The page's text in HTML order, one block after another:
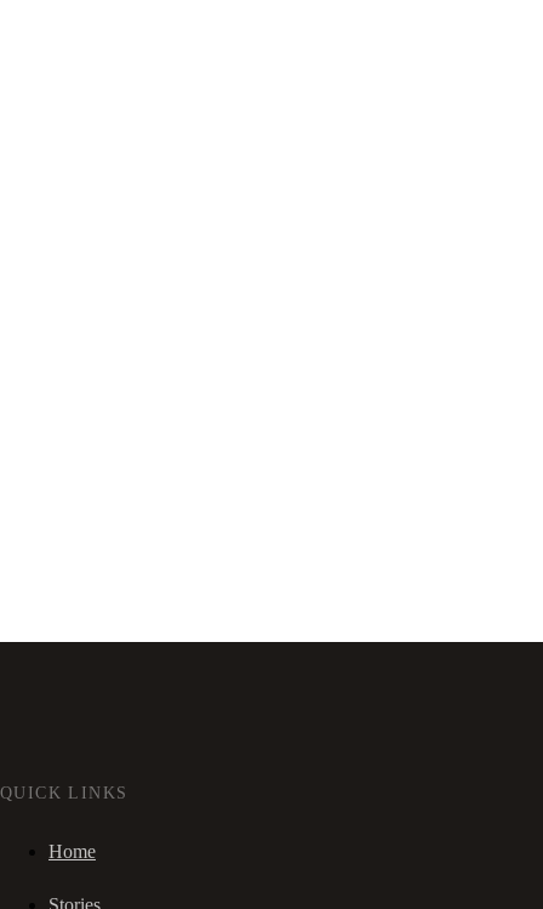
QUICK LINKS
Home
Stories